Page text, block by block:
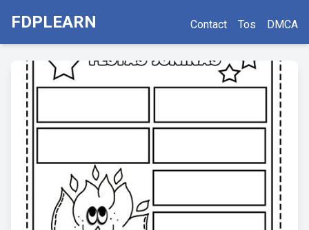
FDPLEARN Contact Tos DMCA